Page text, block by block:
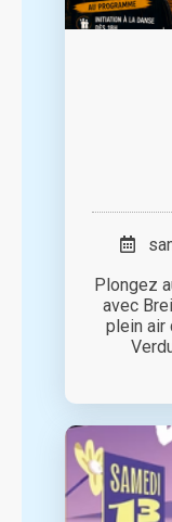
Plongez
avec
plein air